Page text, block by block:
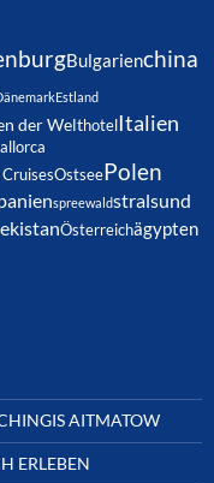
Bulgarienchina
Estland
der Welthotel Italien
OstseePolen
spreewaldstralsund
Österreichägypten
AITMATOW
ERLEBEN